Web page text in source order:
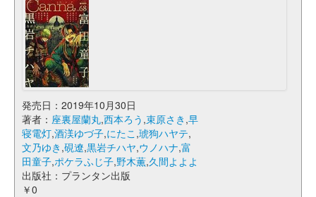
発売日：2019年10月30日
著者： 座裏屋蘭丸,西本ろう ,束原さき ,早
寝電灯,酒渼ゆづ子,にたこ ,琥狗ハヤテ,
文乃ゆき ,硯遼,黒岩チハヤ,ウノハナ,富
田童子,ポケラふじ子,野木薫,久間よよよ
出版社：プランタン出版
￥0